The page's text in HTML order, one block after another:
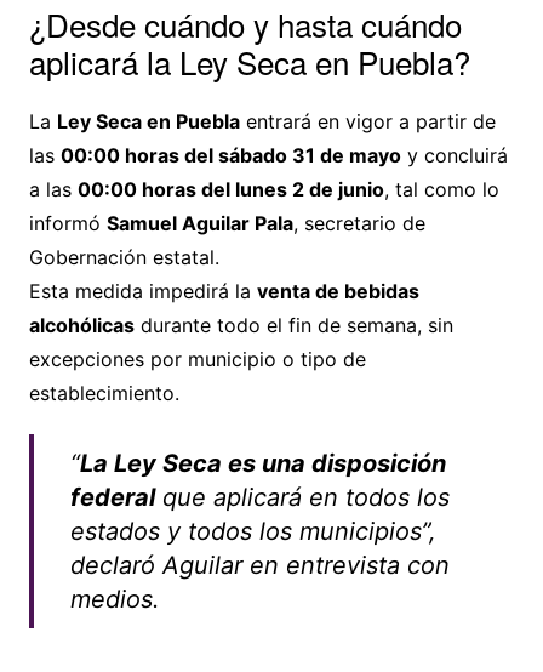
¿Desde cuándo y hasta cuándo
aplicará la Ley Seca en Puebla?
La Ley Seca en Pueblaentrará en vigor a partir de
las 00:00 horas del sábado 31 de mayoy concluirá
a las 00:00 horas del lunes 2 de junio, tal como lo
informó Samuel Aguilar Pala, secretario de
Gobernación estatal.
Esta medida impedirá la venta de bebidas
alcohólicasdurante todo el fin de semana, sin
excepciones por municipio o tipo de
establecimiento.
“La Ley Seca es una disposición
federalque aplicará en todos los
estados y todos los municipios”,
declaró Aguilar en entrevista con
medios.